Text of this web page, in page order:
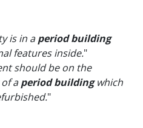
is in aperiod building
features inside."
should be on the
aperiod buildingwhich
"